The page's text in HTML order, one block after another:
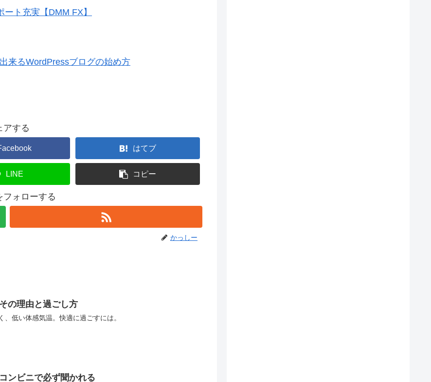
ート充実【DMM FX】
来るWordPressブログの始め方
アする
はてブ
LINE コピー
フォローする
かっしー
の理由と過ごし方
低い体感気温。快適に過ごすには。
ンビニで必ず聞かれる